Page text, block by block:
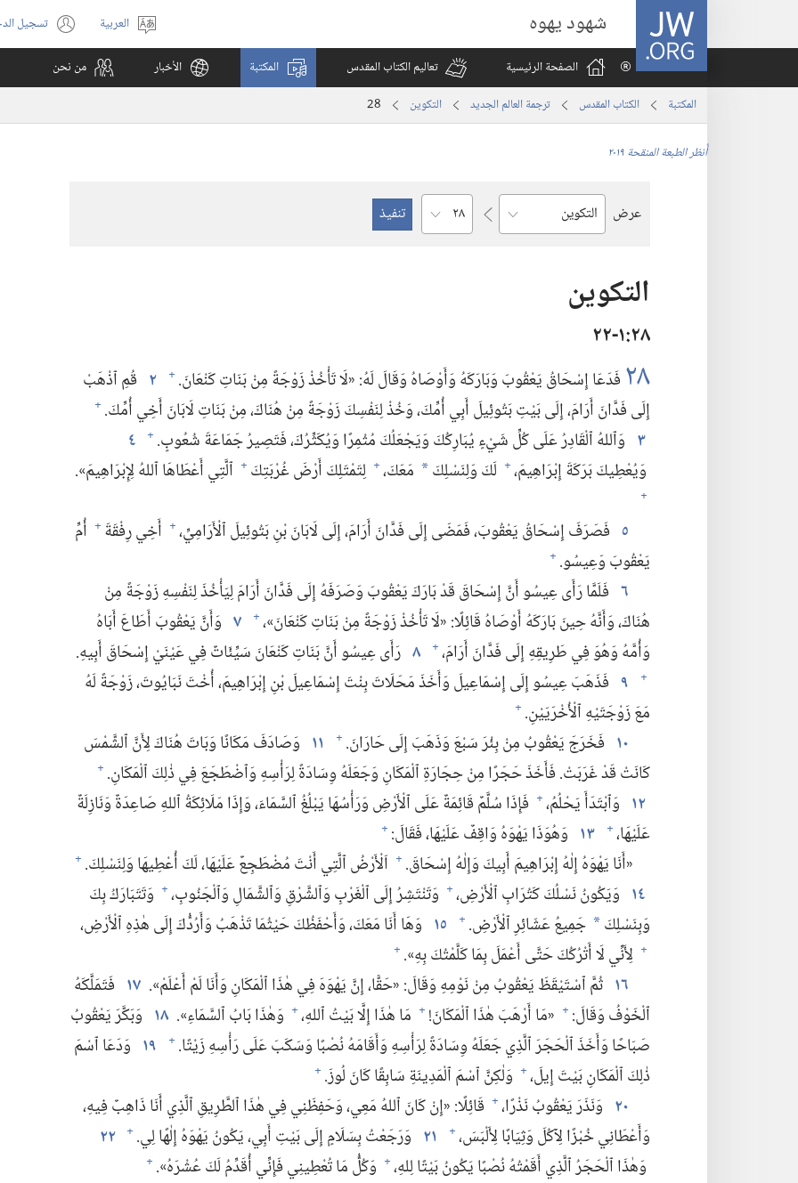
JW.ORG شهود يهوه
اختر
اللغة
العربية تسجيل(يفتح
نافذة
الصفحة الرئيسية
تعاليم الكتاب المقدس المكتبة الأخبار من نحن
المكتبة الكتاب المقدس ترجمة العالم الجديد التكوين 28
أُنظر الطبعة المنقحة ٢٠١٩
عرض
السفر
الفصل
التكوين
٢٨‏:‏١‏-٢٢
٢٨ فَدَعَا إِسْحَاقُ يَعْقُوبَ وَبَارَكَهُ وَأَوْصَاهُ وَقَالَ لَهُ:‏ «لَا تَأْخُذْ زَوْجَةً مِنْ بَنَاتِ كَنْعَانَ.‏ + ٢ قُمِ ٱذْهَبْ
إِلَى فَدَّانَ أَرَامَ،‏ إِلَى بَيْتِ بَتُوئِيلَ أَبِي أُمِّكَ،‏ وَخُذْ لِنَفْسِكَ زَوْجَةً مِنْ هُنَاكَ،‏ مِنْ بَنَاتِ لَابَانَ أَخِي أُمِّكَ.‏ +
٣ وَٱللهُ ٱلْقَادِرُ عَلَى كُلِّ شَيْءٍ يُبَارِكُكَ وَيَجْعَلُكَ مُثْمِرًا وَيُكَثِّرُكَ،‏ فَتَصِيرُ جَمَاعَةَ شُعُوبٍ.‏ +
٤
وَيُعْطِيكَ بَرَكَةَ إِبْرَاهِيمَ،‏+ لَكَ وَلِنَسْلِكَ * مَعَكَ،‏+ لِتَمْتَلِكَ أَرْضَ غُرْبَتِكَ + ٱلَّتِي أَعْطَاهَا ٱللهُ لِإِبْرَاهِيمَ».‏
+
٥ فَصَرَفَ إِسْحَاقُ يَعْقُوبَ،‏ فَمَضَى إِلَى فَدَّانَ أَرَامَ،‏ إِلَى لَابَانَ بْنِ بَتُوئِيلَ ٱلْأَرَامِيِّ،‏+ أَخِي رِفْقَةَ + أُمِّ
يَعْقُوبَ وَعِيسُو.‏ +
٦ فَلَمَّا رَأَى عِيسُو أَنَّ إِسْحَاقَ قَدْ بَارَكَ يَعْقُوبَ وَصَرَفَهُ إِلَى فَدَّانَ أَرَامَ لِيَأْخُذَ لِنَفْسِهِ زَوْجَةً مِنْ
هُنَاكَ،‏ وَأَنَّهُ حِينَ بَارَكَهُ أَوْصَاهُ قَائِلًا:‏ «لَا تَأْخُذْ زَوْجَةً مِنْ بَنَاتِ كَنْعَانَ»،‏+ ٧ وَأَنَّ يَعْقُوبَ أَطَاعَ أَبَاهُ
وَأُمَّهُ وَهُوَ فِي طَرِيقِهِ إِلَى فَدَّانَ أَرَامَ،‏+ ٨ رَأَى عِيسُو أَنَّ بَنَاتِ كَنْعَانَ سَيِّئَاتٌ فِي عَيْنَيْ إِسْحَاقَ أَبِيهِ.‏
+ ٩ فَذَهَبَ عِيسُو إِلَى إِسْمَاعِيلَ وَأَخَذَ مَحَلَاتَ بِنْتَ إِسْمَاعِيلَ بْنِ إِبْرَاهِيمَ،‏ أُخْتَ نَبَايُوتَ،‏ زَوْجَةً لَهُ
مَعَ زَوْجَتَيْهِ ٱلْأُخْرَيَيْنِ.‏ +
١٠ فَخَرَجَ يَعْقُوبُ مِنْ بِئْرَ سَبْعَ وَذَهَبَ إِلَى حَارَانَ.‏ + ١١ وَصَادَفَ مَكَانًا وَبَاتَ هُنَاكَ لِأَنَّ ٱلشَّمْسَ
كَانَتْ قَدْ غَرَبَتْ.‏ فَأَخَذَ حَجَرًا مِنْ حِجَارَةِ ٱلْمَكَانِ وَجَعَلَهُ وِسَادَةً لِرَأْسِهِ وَٱضْطَجَعَ فِي ذٰلِكَ ٱلْمَكَانِ.‏ +
١٢ وَٱبْتَدَأَ يَحْلُمُ،‏+ فَإِذَا سُلَّمٌ قَائِمَةٌ عَلَى ٱلْأَرْضِ وَرَأْسُهَا يَبْلُغُ ٱلسَّمَاءَ،‏ وَإِذَا مَلَائِكَةُ ٱللهِ صَاعِدَةٌ وَنَازِلَةٌ
عَلَيْهَا،‏+ ١٣ وَهُوَذَا يَهْوَهُ وَاقِفٌ عَلَيْهَا،‏ فَقَالَ:‏ +
‏«أَنَا يَهْوَهُ إِلٰهُ إِبْرَاهِيمَ أَبِيكَ وَإِلٰهُ إِسْحَاقَ.‏ + اَلْأَرْضُ ٱلَّتِي أَنْتَ مُضْطَجِعٌ عَلَيْهَا،‏ لَكَ أُعْطِيهَا وَلِنَسْلِكَ.‏ +
١٤ وَيَكُونُ نَسْلُكَ كَتُرَابِ ٱلْأَرْضِ،‏+ وَتَنْتَشِرُ إِلَى ٱلْغَرْبِ وَٱلشَّرْقِ وَٱلشَّمَالِ وَٱلْجَنُوبِ،‏+ وَتَتَبَارَكُ بِكَ
وَبِنَسْلِكَ * جَمِيعُ عَشَائِرِ ٱلْأَرْضِ.‏ + ١٥ وَهَا أَنَا مَعَكَ،‏ وَأَحْفَظُكَ حَيْثُمَا تَذْهَبُ وَأَرُدُّكَ إِلَى هٰذِهِ ٱلْأَرْضِ،‏
+ لِأَنِّي لَا أَتْرُكُكَ حَتَّى أَعْمَلَ بِمَا كَلَّمْتُكَ بِهِ».‏ +
١٦ ثُمَّ ٱسْتَيْقَظَ يَعْقُوبُ مِنْ نَوْمِهِ وَقَالَ:‏ «حَقًّا،‏ إِنَّ يَهْوَهَ فِي هٰذَا ٱلْمَكَانِ وَأَنَا لَمْ أَعْلَمْ».‏ ١٧ فَتَمَلَّكَهُ
ٱلْخَوْفُ وَقَالَ:‏ + «مَا أَرْهَبَ هٰذَا ٱلْمَكَانَ!‏ + مَا هٰذَا إِلَّا بَيْتُ ٱللهِ،‏+ وَهٰذَا بَابُ ٱلسَّمَاءِ».‏ ١٨ وَبَكَّرَ يَعْقُوبُ
صَبَاحًا وَأَخَذَ ٱلْحَجَرَ ٱلَّذِي جَعَلَهُ وِسَادَةً لِرَأْسِهِ وَأَقَامَهُ نُصْبًا وَسَكَبَ عَلَى رَأْسِهِ زَيْتًا.‏ + ١٩ وَدَعَا ٱسْمَ
ذٰلِكَ ٱلْمَكَانِ بَيْتَ إِيلَ،‏+ وَلٰكِنَّ ٱسْمَ ٱلْمَدِينَةِ سَابِقًا كَانَ لُوزَ.‏ +
٢٠ وَنَذَرَ يَعْقُوبُ نَذْرًا،‏+ قَائِلًا:‏ «إِنْ كَانَ ٱللهُ مَعِي،‏ وَحَفِظَنِي فِي هٰذَا ٱلطَّرِيقِ ٱلَّذِي أَنَا ذَاهِبٌ فِيهِ،‏
وَأَعْطَانِي خُبْزًا لِآكُلَ وَثِيَابًا لِأَلْبَسَ،‏+ ٢١ وَرَجَعْتُ بِسَلَامٍ إِلَى بَيْتِ أَبِي،‏ يَكُونُ يَهْوَهُ إِلٰهًا لِي.‏ +
٢٢
وَهٰذَا ٱلْحَجَرُ ٱلَّذِي أَقَمْتُهُ نُصْبًا يَكُونُ بَيْتًا لِلهِ،‏+ وَكُلُّ مَا تُعْطِينِي فَإِنِّي أُقَدِّمُ لَكَ عُشْرَهُ».‏ +